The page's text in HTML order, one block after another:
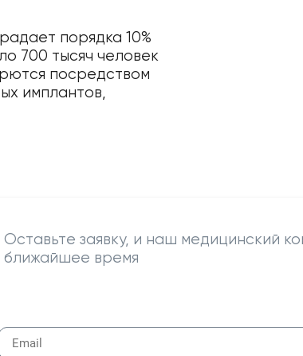
порядка 10%
700 тысяч человек
посредством
имплантов,
Оставьте заявку, и наш медицинский
ближайшее время